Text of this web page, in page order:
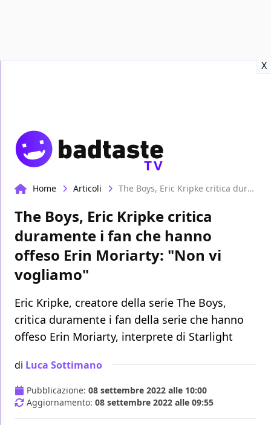
X
TV
Home Articoli The Boys, Eric Kripke critica duramente i fan che hanno offeso Erin Moriarty: "Non vi vogliamo"
The Boys, Eric Kripke critica
duramente i fan che hanno
offeso Erin Moriarty: "Non vi
vogliamo"
Eric Kripke, creatore della serie The Boys,
critica duramente i fan della serie che hanno
offeso Erin Moriarty, interprete di Starlight
di Luca Sottimano
Pubblicazione: 08 settembre 2022 alle 10:00
Aggiornamento: 08 settembre 2022 alle 09:55